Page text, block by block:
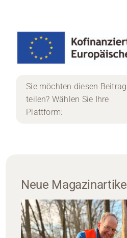
Sie möchten diesen Beitrag
teilen? Wählen Sie Ihre
Plattform:
Neue Magazinartikel